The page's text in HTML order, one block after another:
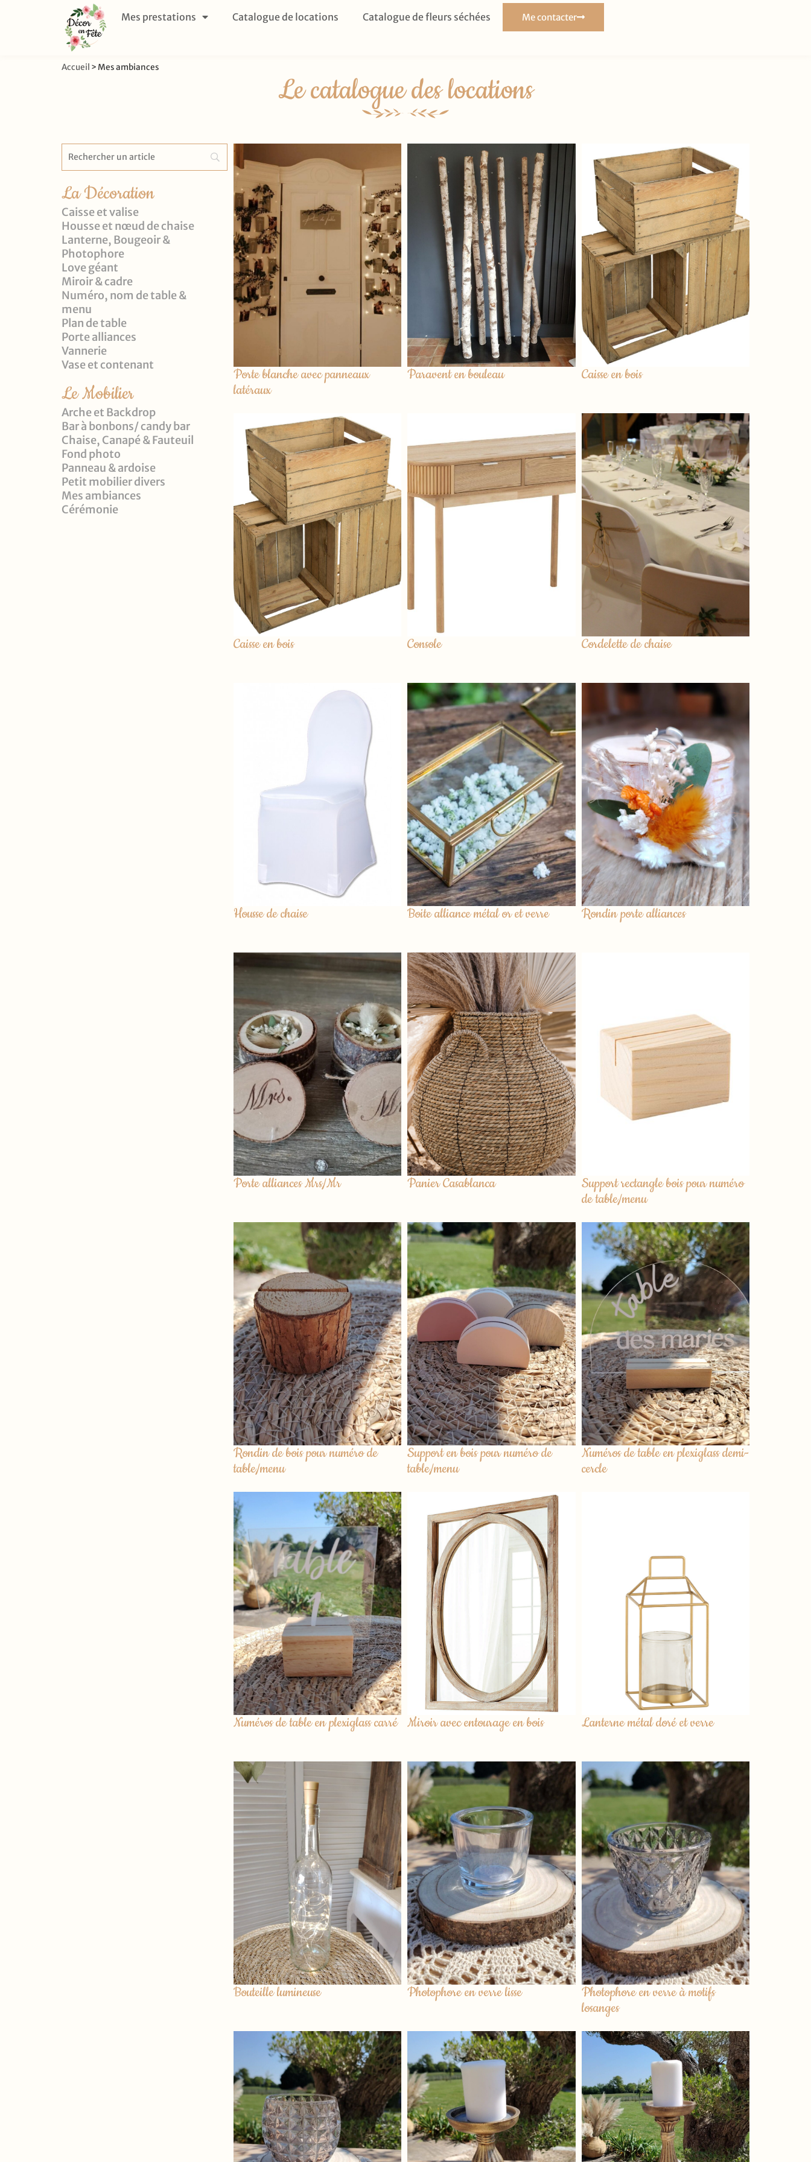
Mes prestations Catalogue de locations Catalogue de fleurs séchées Me contacter
Accueil >Mes ambiances
Le catalogue des locations
La Décoration
Caisse et valise
Housse et nœud de chaise
Lanterne, Bougeoir &
Photophore
Love géant
Miroir & cadre
Numéro, nom de table &
menu
Plan de table
Porte alliances
Vannerie
Vase et contenant
Le Mobilier
Arche et Backdrop
Bar à bonbons/ candy bar
Chaise, Canapé & Fauteuil
Fond photo
Panneau & ardoise
Petit mobilier divers
Mes ambiances
Cérémonie
Porte blanche avec panneaux
latéraux
Paravent en bouleau Caisse en bois
Caisse en bois Console Cordelette de chaise
Housse de chaise Boite alliance métal or et verre Rondin porte alliances
Porte alliances Mrs/Mr Panier Casablanca
Support rectangle bois pour numéro
de table/menu
Rondin de bois pour numéro de
table/menu
Support en bois pour numéro de
table/menu
Numéros de table en plexiglass demi-
cercle
Numéros de table en plexiglass carré Miroir avec entourage en bois Lanterne métal doré et verre
Bouteille lumineuse Photophore en verre lisse
Photophore en verre à motifs
losanges